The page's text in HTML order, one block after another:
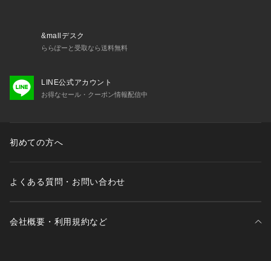
&mallデスク
ららぽーと受取なら送料無料
LINE公式アカウント
お得なセール・クーポン情報配信中
初めての方へ
よくある質問・お問い合わせ
会社概要・利用規約など